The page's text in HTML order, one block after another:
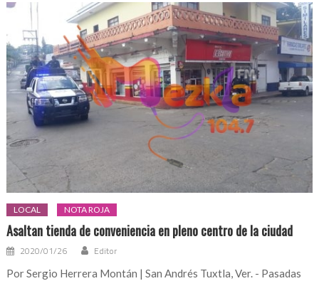
LOCAL NOTA ROJA
Asaltan tienda de conveniencia en pleno centro de la ciudad
2020/01/26 Editor
Por Sergio Herrera Montán | San Andrés Tuxtla, Ver. - Pasadas